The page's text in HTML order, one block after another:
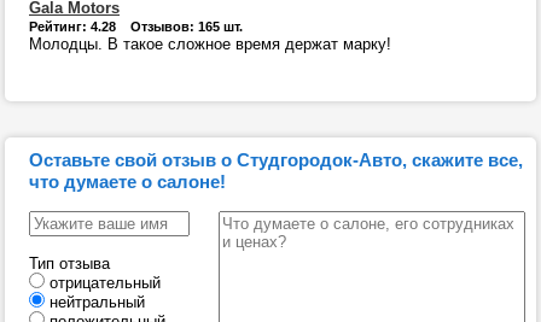
Gala Motors
Рейтинг: 4.28 Отзывов: 165 шт.
Молодцы. В такое сложное время держат марку!
Оставьте свой отзыв о Студгородок-Авто, скажите все,
что думаете о салоне!
Тип отзыва
отрицательный
нейтральный